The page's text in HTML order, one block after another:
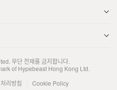
. 무단 전재를 금지합니다.
of Hypebeast Hong Kong Ltd.
리방침 Cookie Policy